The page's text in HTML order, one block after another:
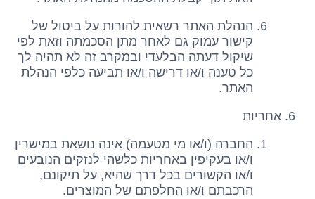
הנהלת האתר רשאית להורות על ביטול של
קישור עמוק גם לאחר מתן הסכמתה וזאת לפי
שיקול דעתה הבלעדי ובמקרב זה לא תהיה לך
כל טענה ו/או דרישה ו/או תביעה כלפי הנהלת
האתר.
אחריות
החברה (ו/או מי מטעמה) אינה נושאת במישרין
ו/או בעקיפין באחריות כלשהי לנזקים הנובעים
ו/או הקשורים בכל דרך שהיא, על תיקונם,
הרכבתם ו/או החלפתם של המוצרים.